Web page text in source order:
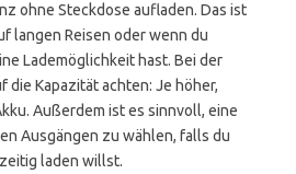
ohne Steckdose aufladen. Das ist
langen Reisen oder wenn du
Lademöglichkeit hast. Bei der
die Kapazität achten: Je höher,
Außerdem ist es sinnvoll, eine
Ausgängen zu wählen, falls du
laden willst.